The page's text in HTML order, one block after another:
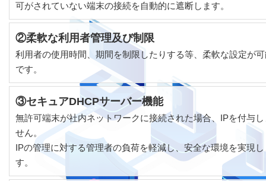
可がされていない端末の接続を自動的に遮断します。
②柔軟な利用者管理及び制限
利用者の使用時間、期間を制限したりする等、柔軟な設定が
です。
③セキュアDHCPサーバー機能
無許可端末が社内ネットワークに接続された場合、IPを付与し
せん。
IPの管理に対する管理者の負荷を軽減し、安全な環境を実現し
す。